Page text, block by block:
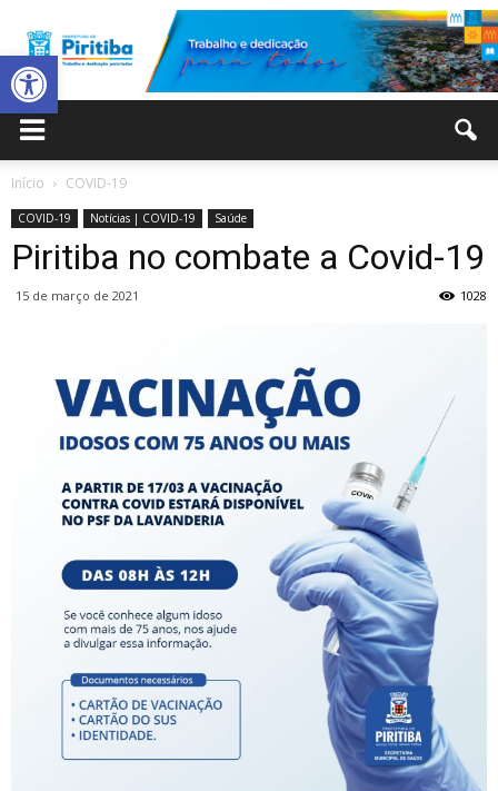
Abrir a barra de ferramentas
Municipal
Piritiba
Início COVID-19
COVID-19 Notícias | COVID-19 Saúde
Piritiba no combate a Covid-19
15 de março de 2021 1028